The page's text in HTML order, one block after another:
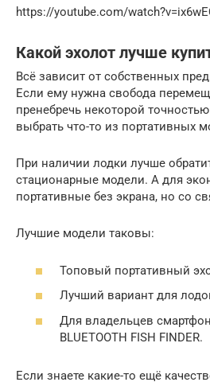
https://youtube.com/
Какой эхолот лучше
Всё зависит от собственных
Если ему нужна свобода
пренебречь некоторой
выбрать что-то из портативных
При наличии лодки лучше
стационарные модели. А для
портативные без экрана, но со
Лучшие модели таковы:
Топовый портативный
Лучший вариант для
Для владельцев
BLUETOOTH FISH FINDER.
Если знаете какие-то ещё